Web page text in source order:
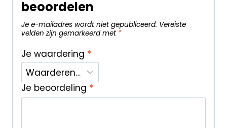
beoordelen
Je e-mailadres wordt niet gepubliceerd. Vereiste
velden zijn gemarkeerd met *
Je waardering *
Je beoordeling *